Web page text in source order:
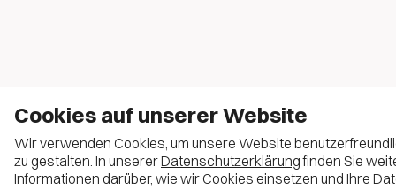
Cookies auf unserer Website
Wir verwenden Cookies, um unsere Website
zu gestalten. In unsererDatenschutzerklärungfinden Sie
Informationen darüber, wie wir Cookies einsetzen und Ihre